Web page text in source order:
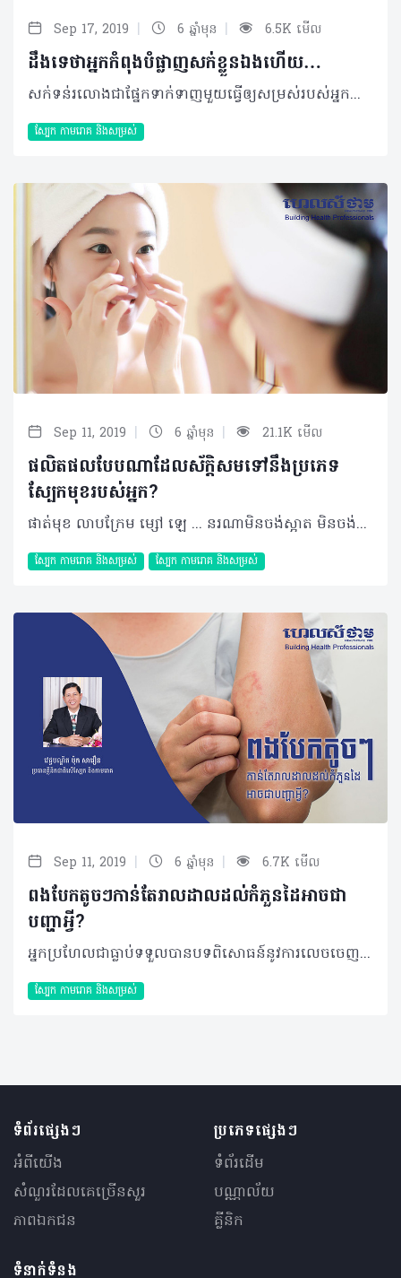
Sep 17, 2019 | 6 ឆ្នាំមុន | 6.5K មើល
ដឹងទេថាអ្នកកំពុងបំផ្លាញសក់ខ្លួនឯងហើយ…
សក់ទន់រលោងជាផ្នែកទាក់ទាញមួយធ្វើឲ្យសម្រស់របស់អ្នកកើនឡើងទ្វេដង បើធៀបជាមួយផ្នែកផ្សេងៗនៃរាងកាយ ដែលពេលខ្លះវាទាមទារឲ្យមានការថែរក្សាស្ទើរស្មើនឹងផ្ទៃមុខរបស់អ្នក។ លើសពីនេះ ការមានទម្លាប់ល្អ និងចៀសវាងទម្លាប់អាក្រក់មួយចំនួនត្រូវបានណែនាំឲ្យអនុវត្តស្របគ្នាដើម្បីទទួលបានលទ្ធផលនៃការដែលមានសក់ស្អាតដូចការរំពឹងទុក។ តើអ្នកដឹងទេថាទម្លាប់មិនល្អដែលធ្វើឲ្យប៉ះពាល់ដល់សុខភាពសក់របស់អ្នកទាំងនោះមានអ្វីខ្លះ? ខាងក្រោមនេះ ជាកំហុសឆ្គងមួយចំនួន រួមចំណែកធ្វើឲ្យសក់ខូច ដែលអ្នកអាចនឹងកំពុង ឬធ្លាប់បានធ្វើ៖ កក់សក់ច្រើនដង៖ ការកក់សក់ញឹកញាប់អាចបិទសំណើមធម្មជាតិនៃសក់របស់អ្នកនិងធ្វើឲ្យសក់ប្រែទៅជាស្ងួតខ្លាំង ជាហេតុងាយនឹងធ្វើឲ្យបែកចុង។ អ្នកត្រូវប្រាកដថាបានកក់សាប៊ូសម្អាតសក់ ៣ដងក្នុងមួយសប្តាហ៍ ប្រសិនបើអ្នកប្រើប្រាស់ផលិតផលច្រើនលើសក់ អ្នកគួរលាងសម្អាតសក់របស់អ្នករៀងរាល់ ២ថ្ងៃម្តង ដោយធ្វើការជ្រើសរើសសាប៊ូឲ្យបានសមស្របតាមប្រភេទសក់របស់អ្នក។ អបសក់ដល់ស្បែកក្បាល៖ ការប្រើសាប៊ូអបសក់រហូតដល់ស្បែកក្បាល និងទុកវាយូរពេក អាចបណ្តាលឲ្យស្ទះគល់សក់ និងចូលរួមបង្អាក់ការលូតលាស់នៃសក់។ ដូចនេះអ្នកគួរអបតែលើសរសៃសក់ពិសេសផ្តោតលើចុងសក់ ហើយរក្សាវាទុកយូរបំផុតត្រឹម ១ទៅ២នាទីប៉ុណ្ណោះ ទើបអ្នកអាចទទួលបានគុណប្រយោជន៍ដ៏ស័ក្តិសម។ សិតសក់ខុសពេល៖ ព្យាយាមកុំសិតសក់របស់អ្នកភ្លាមៗ បន្ទាប់ពីងូតទឹករួច ព្រោះការសិតសក់ទាំងដែលនៅសើមជាមូលហេតុចម្បងធ្វើឲ្យសក់ខូច កណ្តាញ់និងសំពោង។ អ្នកអាចទុកសក់របស់អ្នកឲ្យស្ងួតដោយជូតសម្ងួតជាមួយកន្សែងរួចយកម្រាមដៃទៅសិតជំនួស ឬសិតដោយប្រើក្រាស់ដែលមានធ្មេញធំៗ និងទន់ល្អ ទើបជាការប្រសើរ។ ងូតទឹកក្តៅញឹកញាប់ពេក៖ មនុស្សភាគច្រើនចូលចិត្តងូតទឹកក្តៅជាប្រចាំ ថែមទាំងលាងជម្រះសក់ក្បាល ក្នុងហេតុផលមួយចំនួននិងទម្លាប់ដែលមិនអាចអត់បាន។ ដោយភ្លេចថា ទឹកក្តៅអាចធ្វើឲ្យប្រែពណ៌សក់ និងបំផ្លាញក្រពេញផលិតប្រេងរបស់សក់ទៀតផង។ បើតាមការណែនាំរបស់អ្នកជំនាញដើម្បីរក្សាការផលិតប្រេងធម្មជាតិនៃស្បែកក្បាលគួរលាងសម្អាតសក់ ឬងូតទឹកក្តៅឧណ្ហៗ ត្រឹម២ដងក្នុងមួយសប្តាហ៍ជាការប្រសើរ។ ប្រើម៉ាស៊ីនសម្ងួត-គាប-រមូរ-កឹប សក់ជាប្រចាំ៖ តាមការស្រាវជ្រាវនៅឆ្នាំ២០១១បានរាយការណ៍ថាការប្រើប្រាស់ម៉ាស៊ីនសម្ងួតសក់ជាមូលហេតុចម្បងបំផ្លាញសក់ផ្នែកខាងលើ ជាងការធ្វើឲ្យសក់ស្ងួតបែបធម្មជាតិ។ ជាការពិត ការប្រើប្រាស់ម៉ាសុីនផ្លុំសក់ក្នុងប្រវែង ១៥សង់ទីម៉ែត្រពីសរសៃសក់ជាមួយចលនាទៅមកបន្តបន្ទាប់ អាចបំផ្លាញសក់ក្នុងកម្រិតតិចតួច។ ក្រៅពីនេះ ការធ្វើម៉ូតសក់ដូចជា គាប ឬរមូរសក់អាចជំរុញឲ្យសក់ងាយជ្រុះបានបើអ្នកអនុវត្តវាញឹកញាប់ហួសពេក ឬរាល់ថ្ងៃ។ បើអាចអ្នកគួរធ្វើវាត្រឹមតែ ៣ដងក្នុងមួយសប្តាហ៍ និងប្រើកម្តៅតិចៗទើបជាការល្អ ដើម្បីអាចកាត់បន្ថយបញ្ហាបែកចុងបានផងដែរ។ និយមហែលទឹកក្នុងអាងជាប្រចាំ៖ នៅឆ្នាំ ២០០០មានការសិក្សាមួយ បង្ហាញពីការស្រាវជ្រាវពិនិត្យទៅលើអ្នកជំនាញហែលទឹក៦៧នាក់ និងអ្នកមិនចេះហែលទឹក ៥៤នាក់ ហើយរកឃើញថា ៦១%នៃអ្នកចេះហែលទឹក និងចូលចិត្តហែលទឹកក្នុងអាងញឹកញាប់ប្រឈមជាមួយការប្ដូរពណ៌សក់ បើធៀបនឹងអ្នកមិនហែលទឹក។ ដូចនេះ ប្រសិនបើអ្នកចូលចិត្តការហែលទឹក ពិសេសក្នុងអាងហែលទឹក ទោះញឹកញាប់ ឬមិនញឹកញាប់ក្តីអ្នកគួរពាក់មួកការពារកុំឲ្យទឹកប៉ះសក់របស់អ្នកបាន។ ម៉្យាងអ្នកត្រូវប្រាកដថា បានងូតទឹកសម្អាតខ្លួន និងសក់ បន្ទាប់ពីអ្នកហែលទឹករួចភ្លាមៗដោយមិនត្រូវទុកឲ្យសក់របស់អ្នកដែលប៉ះជាមួយទឹកក្នុងអាងនោះស្ងួតខ្លួនឯងដោយមិនបានលាងសម្អាតឡើយ។ ផ្តល់អាហារឲ្យសក់មិនបានគ្រប់គ្រាន់៖ សក់របស់អ្នកត្រូវការបំផុតនូវសារធាតុចិញ្ចឹមសមស្របទាំងការទទួលទាននូវប្រភេទអាហារមានប្រូតេអុីន វីតាមីន និងសារធាតុរ៉ែគ្រប់គ្រាន់។ ម៉្យាងទៀត ការផ្តល់ឲ្យដោយផ្ទាល់ពីការប្រើប្រេង ឬអាហារបំប៉នលើសរសៃសក់ផ្ទាល់ ក៏ជាភាពចាំបាច់មួយ ក្នុងគោលបំណងបង្កើនការការពារនិងរក្សាភាពស្រស់ស្អាតបានយូរអង្វែង។ អត្ថបទ៖ ដកស្រង់ចេញពីទស្សនាវដ្ដី ហេលស៍ថាម ប្រូ លេខ ៨១ 2019 រក្សាសិទ្ធិគ្រប់យ៉ាង​ដោយ Healthtime Corporation ចំពោះគ្រប់អត្ថបទដោយគ្មានផ្នែកណាមួយត្រូវបោះពុម្ពផ្សាយចូលប្រព័ន្ធអុីនធឺណែតឧបករណ៍អេឡិចត្រូនិកអាត់ជាសំឡេងឬថតចំលងគ្រប់រូបភាពដោយគ្មានការអនុញ្ញាតឡើយ
ស្បែក កាមរោគ​ និងសម្រស់
Sep 11, 2019 | 6 ឆ្នាំមុន | 21.1K មើល
ផលិតផលបែបណាដែលស័ក្តិសមទៅនឹងប្រភេទ
ស្បែកមុខរបស់អ្នក?
ផាត់មុខ លាបក្រែម ម្សៅ ឡេ ... នរណាមិនចង់ស្អាត មិនចង់ល្អ មិនចង់លើកតម្កើងសម្រស់ឲ្យកាន់តែស្រស់ស្អាតក្មេងជាងវ័យ និងគួរឲ្យទាក់ទាញនោះ? មនុស្សចាស់ក្មេង ស្រីប្រុសតែងតែចង់សាកល្បងចំណាយថវិកាប្រើផលិតផលជំនួយទៅតាមធនធានមិនថាគេមិនថាខ្ញុំនោះទេ។ ប៉ុន្តែតើគួរជ្រើសរើសផលិតផលបែបណាឲ្យសម និងត្រូវតាមប្រភេទស្បែកមុខ? ខាងក្រោមនេះ អ្នកនឹងបានដឹងអំពីជំហានសំខាន់ៗនៃការថែរក្សាស្បែកនិងប្រភេទផលិតផលដែលត្រូវប្រើទៅតាមស្បែកមុខរបស់អ្នក។ ពេលណាអ្នកគួរលាងសម្អាតស្បែកមុខ? អ្នកអាចធ្វើឲ្យស្បែករបស់អ្នកកាន់តែស្ងួត ដោយការលុបលាងមុខច្រើនដងពេក។ ដូច្នេះការលាងសម្អាតមុខ (ដោយហ្វូមលាងមុខ) ត្រឹមតែម្តង ទៅពីរដងក្នុងមួយថ្ងៃគឺចាត់ទុកថាគ្រប់គ្រាន់ហើយ។ នាពេលព្រឹកត្រូវលាងសម្អាតផ្ទៃមុខរបស់អ្នកជាមួយទឹកក្តៅឧណ្ហៗ។ ប្រើកន្សែងពោះគោទន់ៗដើម្បីផ្ដិតជាតិទឹកចេញឲ្យស្ងួត។ នៅពេលយប់លាងសម្អាតជាមួយហ្វូម ឬទឹកសម្អាតស្បែកមុខដែលអាចជួយកម្ចាត់រាល់មេរោគ និងគ្រឿងសម្អាងបានយ៉ាងល្អ។ ប្រសិនបើអ្នកធ្វើលំហាត់ប្រាណ លេងកីឡា អ្នកអាចលាងសម្អាតម្តងទៀត បន្ទាប់ពីបញ្ចប់សកម្មភាពទាំងនោះដោយហ្វូមលាងមុខប្រភេទស្រាល។ ជាក់ស្ដែងការលាងសម្អាត និងប្រើប្រាស់ផលិតផលណាមួយលើស្បែកមុខ ក៏អាចប្រែប្រួលទៅតាមសភាពស្បែករបស់បុគ្គលម្នាក់ៗផងដែរ ដែលរួមមាន៖ ស្បែកមុខធម្មតា (Normal Skin) អ្នកដែលមានស្បែកមុខស្អាតគ្មានមុន គ្មានជាតិខ្លាញ់ពិតជាគិតថាមិនចាំបាច់ប្រើប្រាស់ផលិតផលសម្រាប់ការពារស្បែកនោះទេប៉ុន្តែការគិតបែបនេះគឺខុសហើយ។ ជាក់ស្តែង អ្នកគួរតែជ្រើសរើសការប្រើប្រាស់ផលិតផល ឬគ្រឿងសម្អាងសម្រាប់ការពារបន្ថែមដើម្បីការពារស្បែកមុខពីការកើតមុនធ្វើឲ្យស្បែកមុខមានសំណើម និងទន់រលោងរហូត។ សម្រាប់ករណីផ្ទៃមុខរបស់អ្នកមានសភាពធម្មតាបែបនេះ អ្នកគួរជ្រើសរើសផលិតផលដែលសមស្របនឹងស្បែកដូចជា ហ្វូម ឬជែលលាងសម្អាតមុខដែលមានផ្ទុកទឹកដោះគោ ថូនឺរដែលគ្មានផ្ទុកជាតិអាល់កុល (អេតាណុល) ក្រែមការពារសំណើម SPF ៤០ឡើង និងសេរ៉ូមជំនួយស្បែកប្រឆំាងអុកស៊ីតកម្មដែលផ្ទុកដោយសារធាតុវីតាមីន C ។ ស្បែកមុខស្ងួត (Dry Skin) ថែទាំស្បែកឲ្យសមស្របសម្រាប់អ្នកដែលមានមុខស្ងួត ពួកគេតែងតែគិតថាតើគួរតែប្រើប្រាស់ផលិតផលអ្វី ដើម្បីឲ្យស័ក្តិសមជាមួយនឹងសាច់មុខរបស់ពួកគេ។ គន្លឹះសំខាន់ក្នុងការថែទាំស្បែកមុខដែលមានរន្ធរោមធំ ស្ថិតនៅលើការរក្សាអនាម័យ មិនឲ្យមានភាពកខ្វក់សេសសល់ក្នុងរន្ធរោមរួមទាំងការបន្ថែមជាតិសំណើមក្នុងកម្រិតដែលសមស្រប សុទ្ធតែអាចជួយឲ្យរន្ធរោមមើលទៅតូចជាងមុនបាន។ ជាពិសេសអាចជ្រើសរើសប្រើផលិតផលសម្អាតស្បែកមុខដែលមានសមាសធាតុផ្សំពីអាស៊ីតគ្លីកូលិក និងសាលីស៊ីលិក ផលិតផលបែបជែល ព្រោះជែលមិនត្រឹមតែជួយសម្អាតស្បែកមុខប៉ុណ្ណោះទេប៉ុន្ដែវាថែមទាំងជួយចិញ្ចឹមស្បែកមុខអ្នកទៀតផង។ លើសពីនេះវាជួយផ្ដល់ឲ្យស្បែកមុខអ្នកមានសំណើម និងមិនបណ្តាលឲ្យរលាក ហើយវាស័ក្តិសមចំពោះគ្រប់ប្រភេទស្បែកទាំងអស់ដូចជាស្បែកស្ងួត ស្បែកដែលមានជាតិខ្លាញ់ និងស្បែកឆាប់ប្រតិកម្ម។ បន្ថែមពីនេះ អ្នកត្រូវធ្វើការលាងសម្អាតឲ្យបានទៀងទាត់ មួយថ្ងៃ ២ដង ពេលព្រឹក និងយប់ ប្រើទឹករ៉ែសម្រាប់សម្អាតផ្ទៃមុខ សេរ៉ូមដែលមានសារធាតុ Retinol និងកម្ចាត់កោសិកាស្បែកចាស់ៗចេញជាដើម។ ស្បែកមុខខ្លាញ់ (Oily Skin) ស្បែកមានជាតិប្រេងមើលទៅមានសភាពរលើប មានខ្លាញ់ច្រើន ហើយក៏អាចមានរន្ធញើសធំៗដែរ ពិសេសនៅតំបន់អក្សរធី (T)។ អ្នកគួរប្រើហ្វូមលាងសម្អាតមុខដែលគ្មានជាតិប្រេង លាងសម្អាតដោយប្រើទឹកឲ្យច្រើន (ទឹកក្តៅឧណ្ហៗ)។ បន្ថែមពីនោះ អ្នកក៏អាចប្រើថូនឺរលាបមុខជាមួយសេរ៉ូមដែលមានសារធាតុ Retinol បន្ទាប់ពីសម្អាតមុខរួច ព្រោះវាអាចជួយកាត់បន្ថយជាតិប្រេង ប៉ុន្តែក៏ត្រូវប្រយ័ត្នដែរ ព្រោះស្បែករបស់អ្នកអាចនឹងមានអាការៈរមាស់បាន។ ស្បែកងាយរងប្រតិកម្ម (Sensitive Skin) ស្បែកងាយប្រតិកម្ម អាចនឹងឆាប់មានការឈឺចាប់រោល ឬរមាស់ បន្ទាប់ពីអ្នកបានប្រើផលិតផលផ្សេងៗព្រមទាំងមានលក្ខណៈស្តើង ហើយក្រហមឃើញសរសៃ។ ស្បែកបែបនេះគួរតែសម្អាតថ្នមៗ ជាមួយទឹកក្តៅតិចៗ ហើយត្រូវចាំជានិច្ចថារាល់ពេលធ្វើឲ្យស្ងួតគឺត្រូវផ្តិតមិនមែនជូតនោះទេ។ ការខាត់ស្បែកអាចធ្វើឲ្យស្បែករមាស់ ដូច្នេះគួរព្យាយាមកុំប្រើផលិតផលណាដែលមានជាតិអាល់កុល សាប៊ូ អាស៊ីត ឬក្លិន ហើយងាកមករកមើលផលិតផលណាដែលផ្សំពីប្រទាលកន្ទុយក្រពើ ជែលសម្អាតមុខ ឡេលាបមុខដែលមាន SPF៣០ឡើង ឬតែបៃតងវិញប្រសើរជាង។ សារធាតុផ្សំនៅក្នុងផលិតផលដែលអ្នកប្រើកាន់តែតិច គឺកាន់តែល្អសម្រាប់ស្បែករបស់អ្នក។ គួរបញ្ជាក់ផងដែរថា ការផ្តល់សំណើមប្រហែលជាអាចការពារស្បែកអ្នកបានមួយរយៈពីកម្តៅថ្ងៃ ប៉ុន្តែស្បែករបស់អ្នកអាចទ្រាំទ្រជាមួយកម្តៅថ្ងៃបានត្រឹមតែ ១៥នាទីប៉ុណ្ណោះ បើលើសពីនេះវាពិតជាបំផ្លាញស្បែកអ្នកមិនខាន។ មិនថាអ្នកនៅក្មេង ឬជាមនុស្សចាស់នោះទេ កុំភ្លេចលាបឡេការពារកម្តៅថ្ងៃឲ្យសោះ។ អត្ថបទ៖ ដកស្រង់ចេញពីទស្សនាវដ្ដី ហេលស៍ថាម ប្រូ លេខ ៨១ 2019 រក្សាសិទ្ធិគ្រប់យ៉ាង​ដោយ Healthtime Corporation ចំពោះគ្រប់អត្ថបទដោយគ្មានផ្នែកណាមួយត្រូវបោះពុម្ពផ្សាយចូលប្រព័ន្ធអុីនធឺណែតឧបករណ៍អេឡិចត្រូនិកអាត់ជាសំឡេងឬថតចំលងគ្រប់រូបភាពដោយគ្មានការអនុញ្ញាតឡើយ
ស្បែក កាមរោគ​ និងសម្រស់ ស្បែក កាមរោគ​ និងសម្រស់
Sep 11, 2019 | 6 ឆ្នាំមុន | 6.7K មើល
ពងបែកតូចៗកាន់តែរាលដាលដល់កំភួនដៃអាចជា
បញ្ហាអ្វី?
អ្នកប្រហែលជាធ្លាប់ទទួលបានបទពិសោធន៍នូវការលេចចេញពងបែក ឬរមាស់នៅដៃយ៉ាងហោចណាស់ក៏ម្តងដែរ តែមិនបានចាប់អារម្មណ៍ដោយសារវាបាត់ទៅវិញ។ ពេលខ្លះ អ្នកអាចប្រហែលមិនត្រឹមកើតលើម្រាមដៃទេ វារាលដាលរហូតដល់កំភួនដៃដែលករណីនេះស្រដៀងនឹងករណីខាងក្រោម។ សំណួរ៖ ម្តាយនាងខ្ញុំ អាយុ ៥៦ឆ្នាំ ភេទស្រី កម្ពស់ ១ម៉ែត្រ៦០ ទម្ងន់ ៦៤គីឡូក្រាមមុខរបរជាអ្នកលក់ដូរនៅផ្សារ។ មុនដំបូងម្រាមដៃរបស់គាត់ឡើងពងបែកតូចៗ រួមជាមួយអាការៈឈឺចាប់ និងរមាស់ផងដែរប៉ុន្តែឥលូវវារីករាលដាលឡើងដល់កំភួនដៃ។ តើអាការៈនេះបង្កឡើងពីបញ្ហាអ្វីឲ្យពិតប្រាកដ? ហើយអាចព្យាបាលបានដែរឬទេ? ចម្លើយ៖ ករណីនេះអាចនឹងមានសំណួរសួរបន្ថែមថា តើនៅពេលគាត់លេចចេញរោគសញ្ញាពងបែកតូចៗនៅលើកំភួនដៃនោះ មានរយៈពេលប៉ុន្មានថ្ងៃ? មុនពេលលេចចេញតើគាត់មានអាការៈអ្វីខ្លះ? ឧទាហរណ៍ដូចជា ក្តៅខ្លួន ឈឺមួយចំហៀងខ្លួន ឬរមាស់ឈឺនៅតំបន់ដែលលេចចេញ ឬកើតមានរ៉ាំរ៉ៃយូរហើយ ដែលទាំងអស់នេះជាលក្ខណៈពិសេសរបស់ជំងឺមួយចំនួន។ ប្រសិនបើគាត់មាននូវសញ្ញាក្តៅខ្លួន ឈឺនៅលើពងបែកនោះទៀតមានន័យថាគាត់កើតជំងឺរើម ដែលតម្រូវឲ្យធ្វើការព្យាបាលដោយថ្នាំរើមភ្លាមៗ ដោយហេតុថាបើរើមកើតយូរហើយ ការព្យាបាលដោយថ្នាំរើមពុំផ្តល់នូវប្រសិទ្ធភាពឡើយ។ ដោយឡែក បើគាត់មានការរោលដោយការងាររបស់គាត់ដែលជាអ្នកលក់ដូរឲ្យមានជាពងបែក ឬរមាស់ នោះគឺមិនមែនជារើមនោះទេ វាជាតាអក។ បកស្រាយដោយ៖ វេជ្ជបណ្ឌិត ប៉ុក សាវឿន ប្រធានគ្លីនិកជាតិសើស្បែកនិងកាមរោគ អត្ថបទ៖ ដកស្រង់ចេញពីទស្សនាវដ្ដី ហេលស៍ថាម ប្រូ លេខ ៨៣ 2019 រក្សាសិទ្ធិគ្រប់យ៉ាង​ដោយ Healthtime Corporation ចំពោះគ្រប់អត្ថបទដោយគ្មានផ្នែកណាមួយត្រូវបោះពុម្ពផ្សាយចូលប្រព័ន្ធអុីនធឺណែតឧបករណ៍អេឡិចត្រូនិកអាត់ជាសំឡេងឬថតចំលងគ្រប់រូបភាពដោយគ្មានការអនុញ្ញាតឡើយ
ស្បែក កាមរោគ​ និងសម្រស់
ទំព័រផ្សេងៗ
អំពីយើង
សំណួរ​ដែលគេ​ច្រើន​សួរ
ភាពឯកជន
ប្រភេទផ្សេងៗ
ទំព័រដើម
បណ្ណាល័យ
គ្លីនិក
ទំនាក់ទំនង